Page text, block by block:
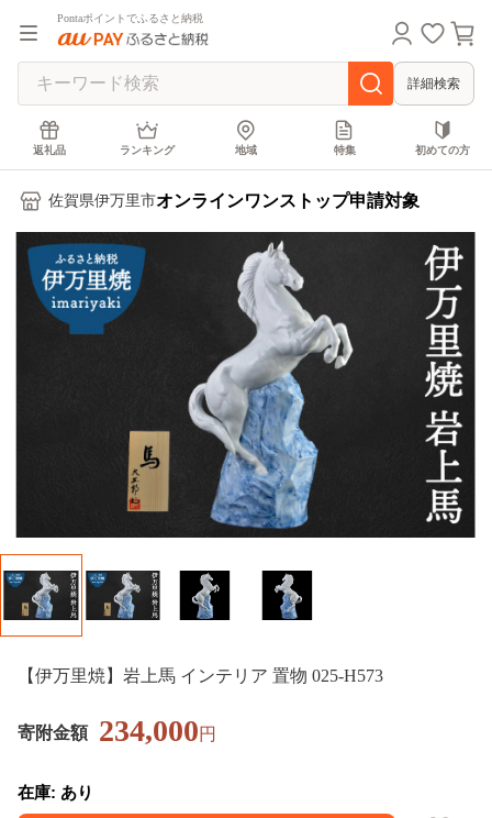
Pontaポイントでふるさと納税
詳細検索
返礼品 ランキング 地域 特集 初めての方
佐賀県伊万里市オンラインワンストップ申請対象
【伊万里焼】岩上馬 インテリア 置物 025-H573
寄附金額 234,000円
在庫: あり